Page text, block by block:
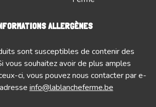
ALLERGÈNES
sont susceptibles de contenir des
vous souhaitez avoir de plus amples
ci, vous pouvez nous contacter par e-
info@lablancheferme.be